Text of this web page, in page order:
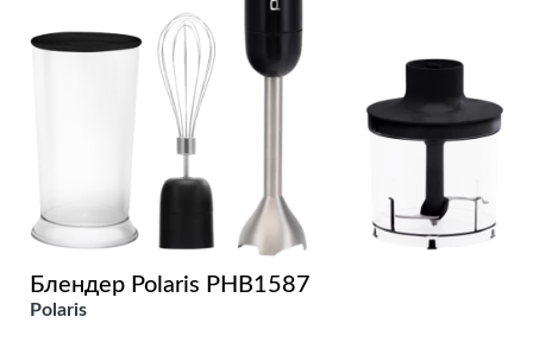
Блендер Polaris PHB1587
Polaris